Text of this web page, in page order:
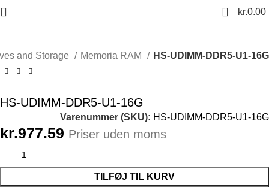
0 kr.0.00
and Storage Memoria RAM HS-UDIMM-DDR5-U1-16G
HS-UDIMM-DDR5-U1-16G
Varenummer (SKU): HS-UDIMM-DDR5-U1-16G
kr.977.59 Priser uden moms
TILFØJ TIL KURV